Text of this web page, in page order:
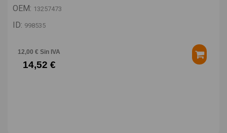
OEM: 13257473
ID: 998535
12,00 € Sin IVA
14,52 €